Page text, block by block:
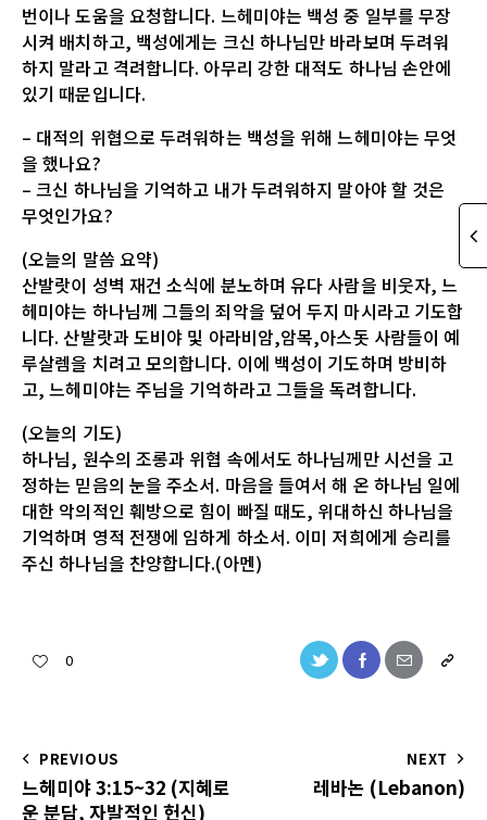
번이나 도움을 요청합니다. 느헤미야는 백성 중 일부를 무장
시켜 배치하고, 백성에게는 크신 하나님만 바라보며 두려워
하지 말라고 격려합니다. 아무리 강한 대적도 하나님 손안에
있기 때문입니다.
– 대적의 위협으로 두려워하는 백성을 위해 느헤미야는 무엇
을 했나요?
– 크신 하나님을 기억하고 내가 두려워하지 말아야 할 것은
무엇인가요?
(오늘의 말씀 요약)
산발랏이 성벽 재건 소식에 분노하며 유다 사람을 비웃자, 느
헤미야는 하나님께 그들의 죄악을 덮어 두지 마시라고 기도합
니다. 산발랏과 도비야 및 아라비암,암목,아스돗 사람들이 예
루살렘을 치려고 모의합니다. 이에 백성이 기도하며 방비하
고, 느헤미야는 주님을 기억하라고 그들을 독려합니다.
(오늘의 기도)
하나님, 원수의 조롱과 위협 속에서도 하나님께만 시선을 고
정하는 믿음의 눈을 주소서. 마음을 들여서 해 온 하나님 일에
대한 악의적인 훼방으로 힘이 빠질 때도, 위대하신 하나님을
기억하며 영적 전쟁에 임하게 하소서. 이미 저희에게 승리를
주신 하나님을 찬양합니다.(아멘)
0
PREVIOUS
느헤미야 3:15~32 (지혜로
운 분담, 자발적인 헌신)
NEXT
레바논 (Lebanon)